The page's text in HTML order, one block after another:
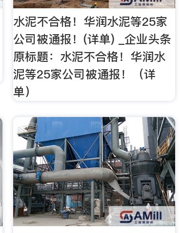
水泥不合格！华润水泥等25家
公司被通报！(详单) _企业头条
原标题：水泥不合格！华润水
泥等25家公司被通报！（详
单）